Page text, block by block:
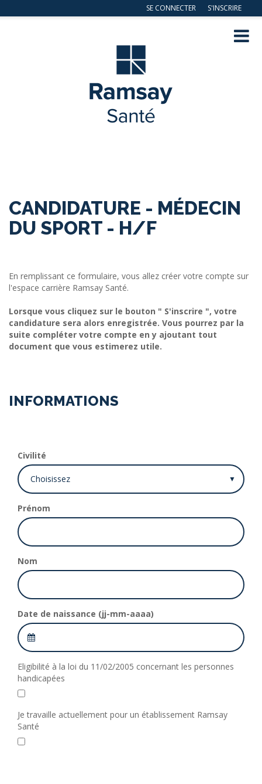
SE CONNECTER S'INSCRIRE
Navig
CANDIDATURE - MÉDECIN
DU SPORT - H/F
En remplissant ce formulaire, vous allez créer votre compte sur
l'espace carrière Ramsay Santé.
Lorsque vous cliquez sur le bouton " S'inscrire ", votre
candidature sera alors enregistrée. Vous pourrez par la
suite compléter votre compte en y ajoutant tout
document que vous estimerez utile.
INFORMATIONS
Civilité
Prénom
Nom
Date de naissance (jj-mm-aaaa)
Eligibilité à la loi du 11/02/2005 concernant les personnes
handicapées
Je travaille actuellement pour un établissement Ramsay
Santé